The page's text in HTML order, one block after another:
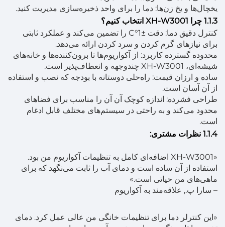
یخچال‌ها و یخ زن‌ها: دما را برای واحد ذخیره‌سازی مدیریت کنید.
1.1.3 چرا XH-W3001 انتخاب کنیم؟
کنترل دقیق دما: دقت ±1°C را تضمین می‌کند و عملکرد ثابتی
برای نیازهای گرم کردن و سرد کردن ارائه می‌دهد.
محدوده گسترده کاربرد: از آکواریوم‌ها تا برون‌کننده‌ها و خانه‌های
شیشه‌ای، XH-W3001 چندوجهه و انعطاف‌پذیر است.
ساده و ارزان قیمت: راه‌حلی دوستانه با بودجه که نصب و استفاده
از آن آسان است.
طراحی فشرده: اندازه کوچک آن آن را مناسب برای فضاهای
محدود می‌کند و به راحتی در سیستم‌های مختلف قابل ادغام
است.
1.1.4 نظرات مشتری:
«XH-W3001 اضافه‌ای کامل به تنظیمات آکواریوم من بود.
استفاده از آن ساده است و دمای آب را ثابت می‌نگهد که برای
ماهی‌های من حیاتی است.»
– سارا پ., علاقه‌مند به آکواریوم
«این کنترلر دما برای تنظیمات خانگی من عالی عمل کرد. دمای